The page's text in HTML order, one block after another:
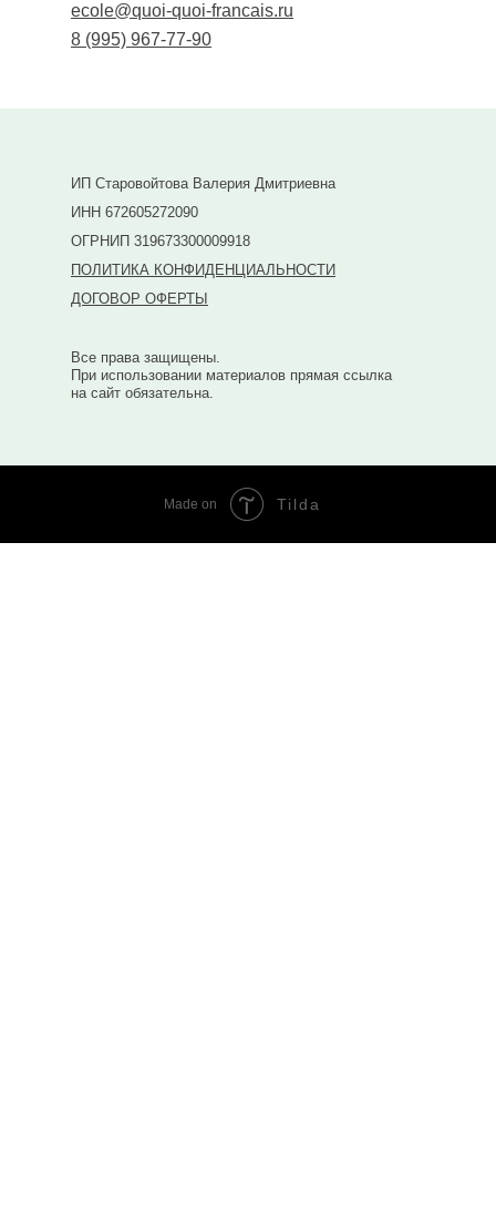
ecole@quoi-quoi-francais.ru
8 (995) 967-77-90
ИП Старовойтова Валерия Дмитриевна
ИНН 672605272090
ОГРНИП 319673300009918
ПОЛИТИКА КОНФИДЕНЦИАЛЬНОСТИ
ДОГОВОР ОФЕРТЫ
Все права защищены.
При использовании материалов прямая ссылка
на сайт обязательна.
Made on Tilda